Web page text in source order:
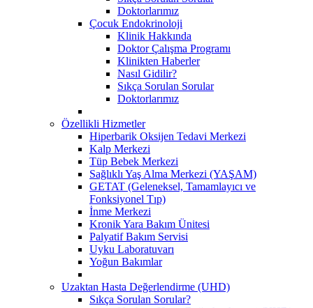
Doktorlarımız
Çocuk Endokrinoloji
Klinik Hakkında
Doktor Çalışma Programı
Klinikten Haberler
Nasıl Gidilir?
Sıkça Sorulan Sorular
Doktorlarımız
Özellikli Hizmetler
Hiperbarik Oksijen Tedavi Merkezi
Kalp Merkezi
Tüp Bebek Merkezi
Sağlıklı Yaş Alma Merkezi (YAŞAM)
GETAT (Geleneksel, Tamamlayıcı ve
Fonksiyonel Tıp)
İnme Merkezi
Kronik Yara Bakım Ünitesi
Palyatif Bakım Servisi
Uyku Laboratuvarı
Yoğun Bakımlar
Uzaktan Hasta Değerlendirme (UHD)
Sıkça Sorulan Sorular?